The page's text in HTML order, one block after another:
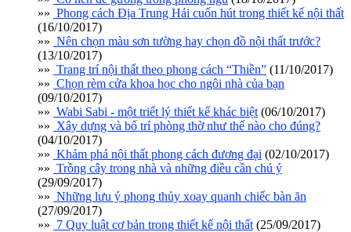
»» Phong cách Địa Trung Hải cuốn hút trong thiết kế nội thất
(16/10/2017)
»» Nên chọn màu sơn tường hay chọn đồ nội thất trước?
(13/10/2017)
»» Trang trí nội thất theo phong cách “Thiền” (11/10/2017)
»» Chọn rèm cửa khoa học cho ngôi nhà của bạn
(09/10/2017)
»» Wabi Sabi - một triết lý thiết kế khác biệt (06/10/2017)
»» Xây dựng và bố trí phòng thờ như thế nào cho đúng?
(04/10/2017)
»» Khám phá nội thất phong cách đương đại (02/10/2017)
»» Trồng cây trong nhà và những điều cần chú ý
(29/09/2017)
»» Những lưu ý phong thủy xoay quanh chiếc bàn ăn
(27/09/2017)
»» 7 Quy luật cơ bản trong thiết kế nội thất (25/09/2017)